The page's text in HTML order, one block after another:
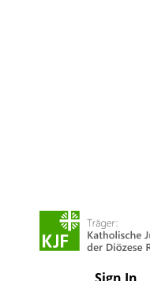
Sign In